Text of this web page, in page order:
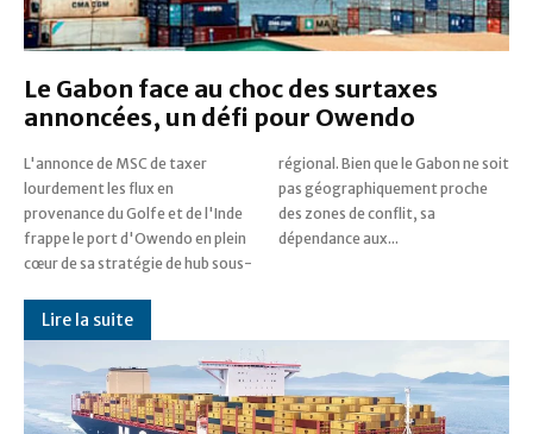
Le Gabon face au choc des surtaxes
annoncées, un défi pour Owendo
L'annonce de MSC de taxer
lourdement les flux en
provenance du Golfe et de l'Inde
frappe le port d'Owendo en plein
cœur de sa stratégie de hub sous-
régional. Bien que le Gabon ne soit
pas géographiquement proche
des zones de conflit, sa
dépendance aux...
Lire la suite